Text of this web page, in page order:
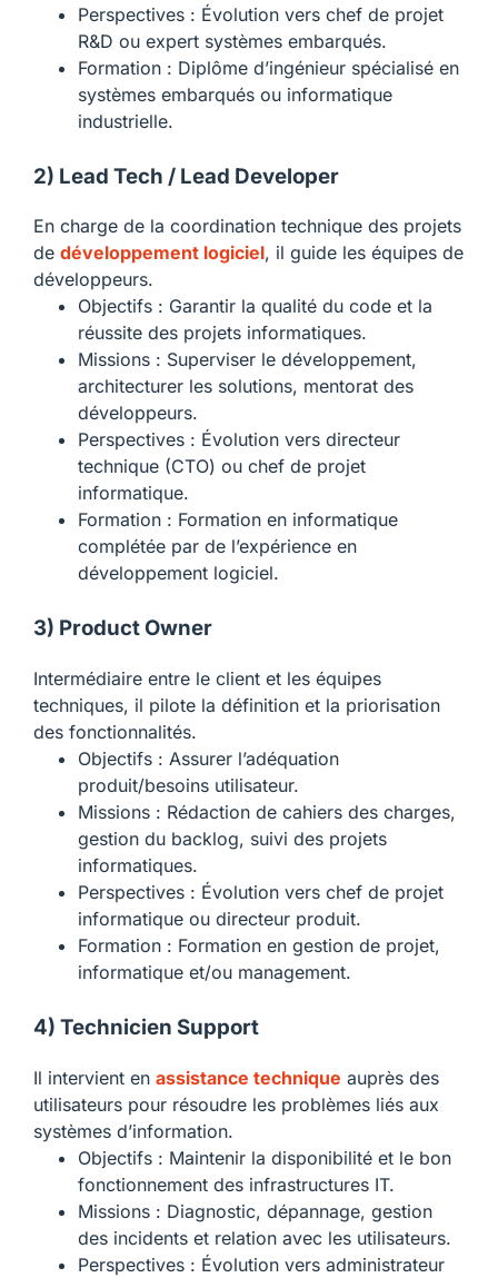
Perspectives : Évolution vers chef de projet
R&D ou expert systèmes embarqués.
Formation : Diplôme d’ingénieur spécialisé en
systèmes embarqués ou informatique
industrielle.
2) Lead Tech / Lead Developer
En charge de la coordination technique des projets
de développement logiciel, il guide les équipes de
développeurs.
Objectifs : Garantir la qualité du code et la
réussite des projets informatiques.
Missions : Superviser le développement,
architecturer les solutions, mentorat des
développeurs.
Perspectives : Évolution vers directeur
technique (CTO) ou chef de projet
informatique.
Formation : Formation en informatique
complétée par de l’expérience en
développement logiciel.
3) Product Owner
Intermédiaire entre le client et les équipes
techniques, il pilote la définition et la priorisation
des fonctionnalités.
Objectifs : Assurer l’adéquation
produit/besoins utilisateur.
Missions : Rédaction de cahiers des charges,
gestion du backlog, suivi des projets
informatiques.
Perspectives : Évolution vers chef de projet
informatique ou directeur produit.
Formation : Formation en gestion de projet,
informatique et/ou management.
4) Technicien Support
Il intervient en assistance technique auprès des
utilisateurs pour résoudre les problèmes liés aux
systèmes d’information.
Objectifs : Maintenir la disponibilité et le bon
fonctionnement des infrastructures IT.
Missions : Diagnostic, dépannage, gestion
des incidents et relation avec les utilisateurs.
Perspectives : Évolution vers administrateur